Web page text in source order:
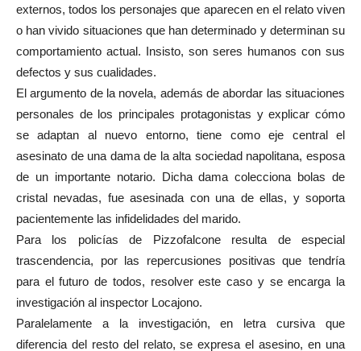
externos, todos los personajes que aparecen en el relato viven
o han vivido situaciones que han determinado y determinan su
comportamiento actual. Insisto, son seres humanos con sus
defectos y sus cualidades.
El argumento de la novela, además de abordar las situaciones
personales de los principales protagonistas y explicar cómo
se adaptan al nuevo entorno, tiene como eje central el
asesinato de una dama de la alta sociedad napolitana, esposa
de un importante notario. Dicha dama colecciona bolas de
cristal nevadas, fue asesinada con una de ellas, y soporta
pacientemente las infidelidades del marido.
Para los policías de Pizzofalcone resulta de especial
trascendencia, por las repercusiones positivas que tendría
para el futuro de todos, resolver este caso y se encarga la
investigación al inspector Locajono.
Paralelamente a la investigación, en letra cursiva que
diferencia del resto del relato, se expresa el asesino, en una